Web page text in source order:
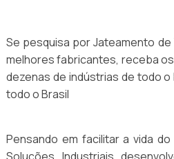
Se pesquisa por Jateamento
melhores fabricantes, receba
dezenas de indústrias de todo
todo o Brasil
Pensando em facilitar a vida